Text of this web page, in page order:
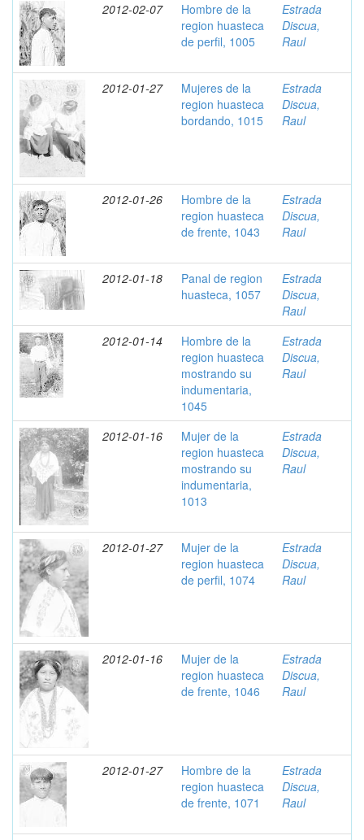
2012-02-07
Hombre de la
region huasteca
de perfil, 1005
Estrada
Discua,
Raul
2012-01-27
Mujeres de la
region huasteca
bordando, 1015
Estrada
Discua,
Raul
2012-01-26
Hombre de la
region huasteca
de frente, 1043
Estrada
Discua,
Raul
2012-01-18
Panal de region
huasteca, 1057
Estrada
Discua,
Raul
2012-01-14
Hombre de la
region huasteca
mostrando su
indumentaria,
1045
Estrada
Discua,
Raul
2012-01-16
Mujer de la
region huasteca
mostrando su
indumentaria,
1013
Estrada
Discua,
Raul
2012-01-27
Mujer de la
region huasteca
de perfil, 1074
Estrada
Discua,
Raul
2012-01-16
Mujer de la
region huasteca
de frente, 1046
Estrada
Discua,
Raul
2012-01-27
Hombre de la
region huasteca
de frente, 1071
Estrada
Discua,
Raul